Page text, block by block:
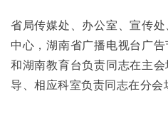
省局传媒处、办公室、宣传
中心，湖南省广播电视台广
和湖南教育台负责同志在主
导、相应科室负责同志在分会